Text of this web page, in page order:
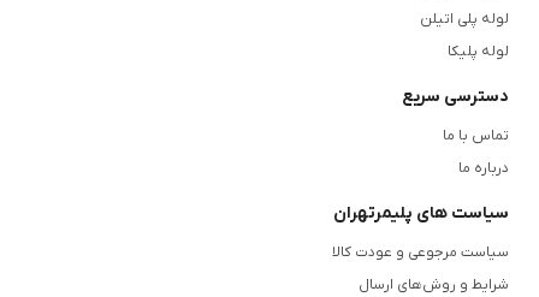
لوله پلی اتیلن
لوله پلیکا
دسترسی سریع
تماس با ما
درباره ما
سیاست های پلیمرتهران
سیاست مرجوعی و عودت کالا
شرایط و روش‌های ارسال